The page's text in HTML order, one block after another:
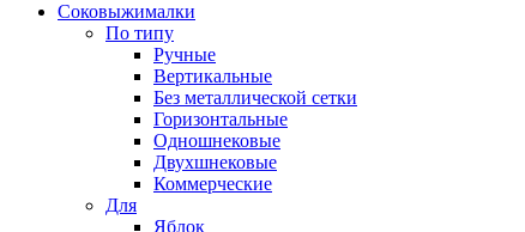
Соковыжималки
По типу
Ручные
Вертикальные
Без металлической сетки
Горизонтальные
Одношнековые
Двухшнековые
Коммерческие
Для
Яблок